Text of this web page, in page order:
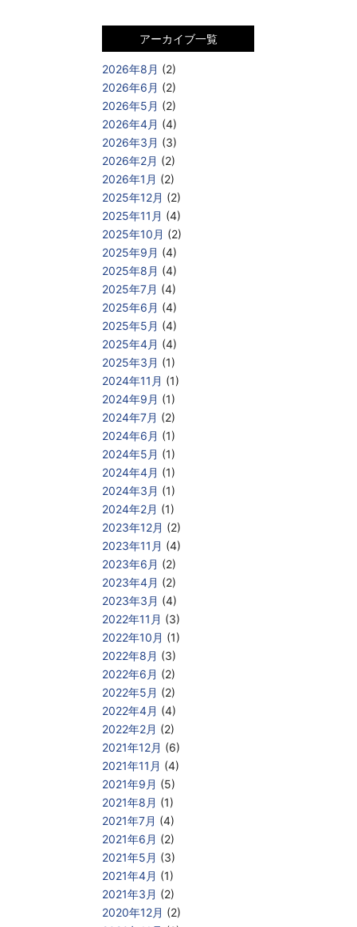
アーカイブ一覧
2026年8月 (2)
2026年6月 (2)
2026年5月 (2)
2026年4月 (4)
2026年3月 (3)
2026年2月 (2)
2026年1月 (2)
2025年12月 (2)
2025年11月 (4)
2025年10月 (2)
2025年9月 (4)
2025年8月 (4)
2025年7月 (4)
2025年6月 (4)
2025年5月 (4)
2025年4月 (4)
2025年3月 (1)
2024年11月 (1)
2024年9月 (1)
2024年7月 (2)
2024年6月 (1)
2024年5月 (1)
2024年4月 (1)
2024年3月 (1)
2024年2月 (1)
2023年12月 (2)
2023年11月 (4)
2023年6月 (2)
2023年4月 (2)
2023年3月 (4)
2022年11月 (3)
2022年10月 (1)
2022年8月 (3)
2022年6月 (2)
2022年5月 (2)
2022年4月 (4)
2022年2月 (2)
2021年12月 (6)
2021年11月 (4)
2021年9月 (5)
2021年8月 (1)
2021年7月 (4)
2021年6月 (2)
2021年5月 (3)
2021年4月 (1)
2021年3月 (2)
2020年12月 (2)